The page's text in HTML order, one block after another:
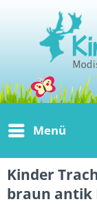
Menü
Kinder
braun antik